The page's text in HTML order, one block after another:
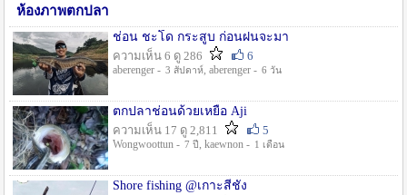
ห้องภาพตกปลา
ช่อน ชะโด กระสูบ ก่อนฝนจะมา
ความเห็น 6 ดู 286
6
aberenger - 3 สัปดาห์, aberenger - 6 วัน
ตกปลาช่อนด้วยเหยื่อ Aji
ความเห็น 17 ดู 2,811
5
Wongwoottun - 7 ปี , kaewnon - 1 เดือน
Shore fishing @เกาะสีชัง